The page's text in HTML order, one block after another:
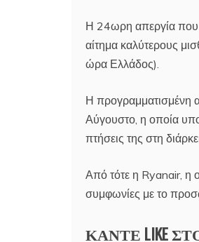
Η 24ωρη απεργία που
αίτημα καλύτερους
ώρα Ελλάδος).
Η προγραμματισμένη
Αύγουστο, η οποία
πτήσεις της στη
Από τότε η Ryanair, η
συμφωνίες με το
ΚΑΝΤΕ LIKE